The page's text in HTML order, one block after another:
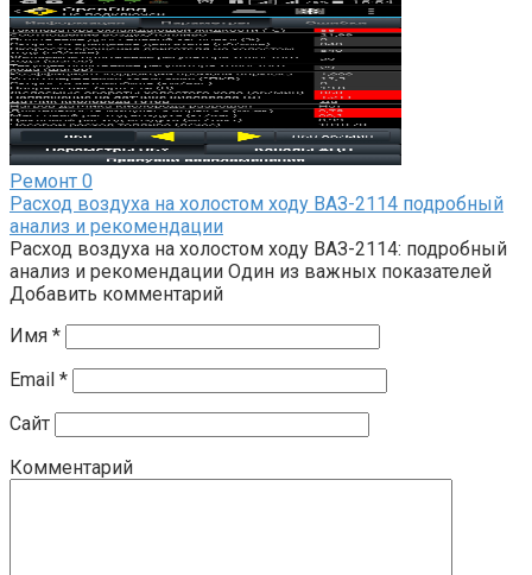
Ремонт 0
Расход воздуха на холостом ходу ВАЗ-2114 подробный
анализ и рекомендации
Расход воздуха на холостом ходу ВАЗ-2114: подробный
анализ и рекомендации Один из важных показателей
Добавить комментарий
Имя *
Email *
Сайт
Комментарий